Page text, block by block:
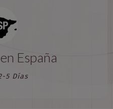
España
5 Días